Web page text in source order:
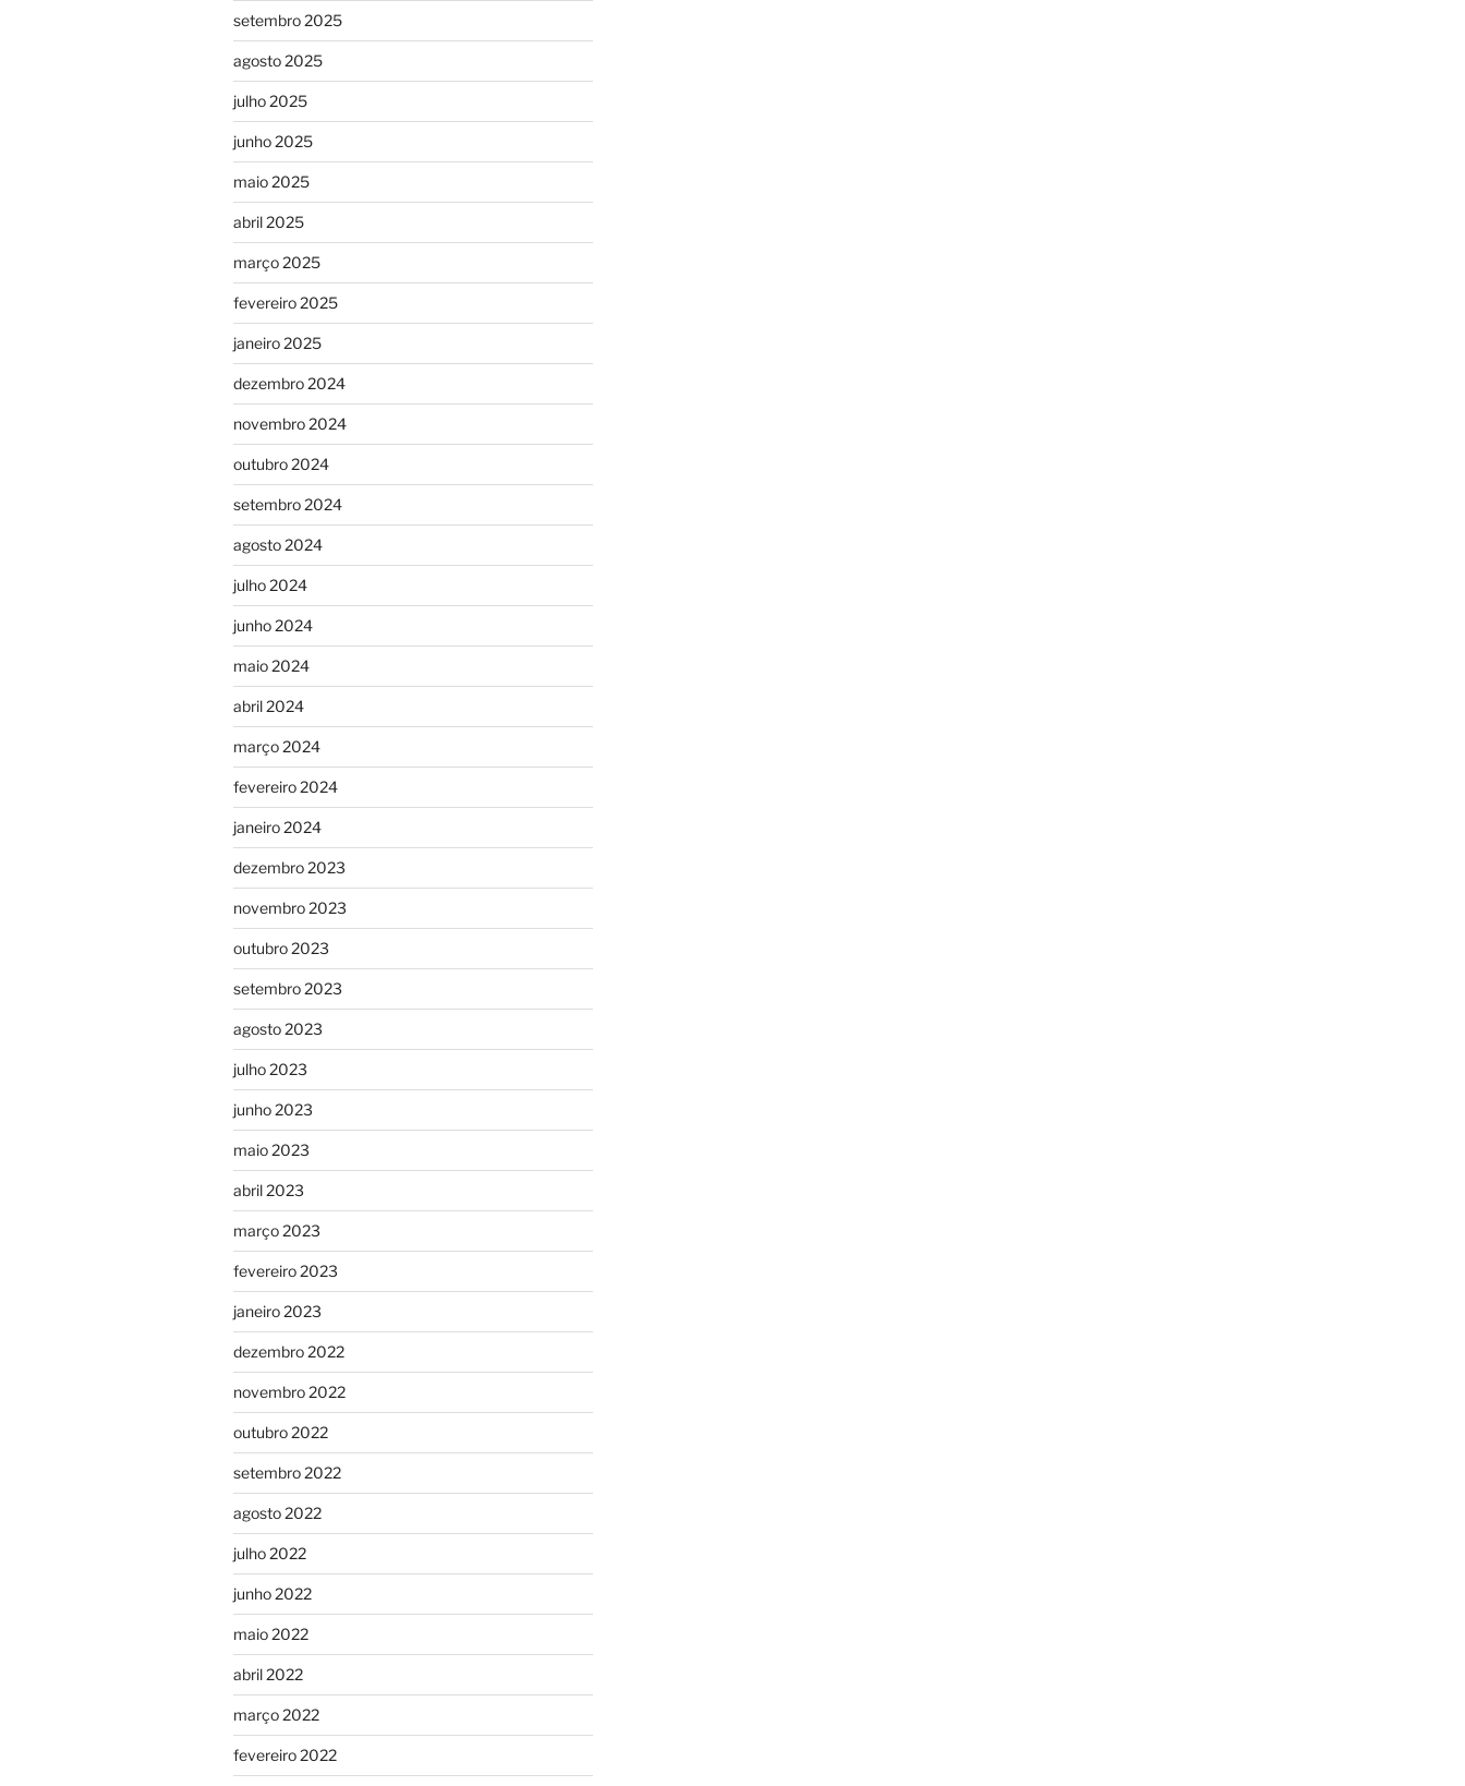
setembro 2025
agosto 2025
julho 2025
junho 2025
maio 2025
abril 2025
março 2025
fevereiro 2025
janeiro 2025
dezembro 2024
novembro 2024
outubro 2024
setembro 2024
agosto 2024
julho 2024
junho 2024
maio 2024
abril 2024
março 2024
fevereiro 2024
janeiro 2024
dezembro 2023
novembro 2023
outubro 2023
setembro 2023
agosto 2023
julho 2023
junho 2023
maio 2023
abril 2023
março 2023
fevereiro 2023
janeiro 2023
dezembro 2022
novembro 2022
outubro 2022
setembro 2022
agosto 2022
julho 2022
junho 2022
maio 2022
abril 2022
março 2022
fevereiro 2022